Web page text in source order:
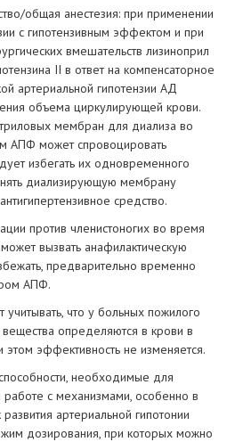
общая анестезия: при применении
с гипотензивным эффектом и при
вмешательств лизиноприл
II в ответ на компенсаторное
артериальной гипотензии АД
объема циркулирующей крови.
мембран для диализа во
АПФ может спровоцировать
избегать их одновременного
диализирующую мембрану
средство.
против членистоногих во время
вызвать анафилактическую
предварительно временно
АПФ.
что у больных пожилого
определяются в крови в
эффективность не изменяется.
необходимые для
с механизмами, особенно в
артериальной гипотонии
дозирования, при которых можно